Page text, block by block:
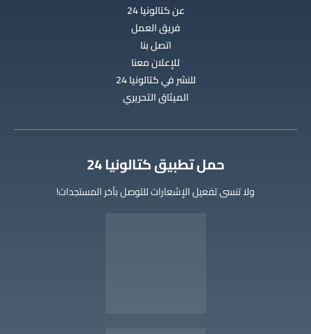
عن كتالونيا 24
فريق العمل
اتصل بنا
للإعلان معنا
للنشر في كتالونيا 24
الميثاق التحريري
‫حمل تطبيق كتالونيا 24
ولا تنسى تفعيل الإشعارات للتوصل بآخر المستجدات!